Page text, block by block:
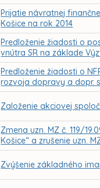
Prijatie návratnej
Košice na rok 2014
Predloženie žiadosti o
vnútra SR na základe
Predloženie žiadosti o
rozvoja dopravy a dopr.
Založenie akciovej
Zmena uzn. MZ č. 119/
Košice“ a zrušenie uzn.
Zvýšenie základného